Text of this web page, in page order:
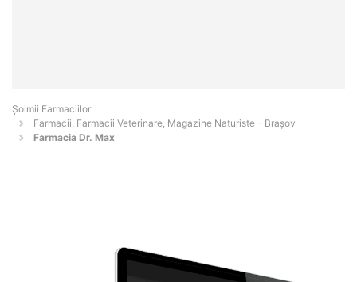
Şoimii Farmaciilor
Farmacii, Farmacii Veterinare, Magazine Naturiste - Braşov
Farmacia Dr. Max